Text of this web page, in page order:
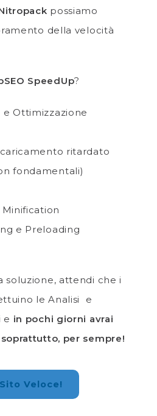
possiamo
della velocità
SpeedUp?
e Ottimizzazione
ritardato
fondamentali)
Minification
e Preloading
soluzione, attendi che i
le Analisi e
e in pochi giorni avrai
per sempre!
Veloce!